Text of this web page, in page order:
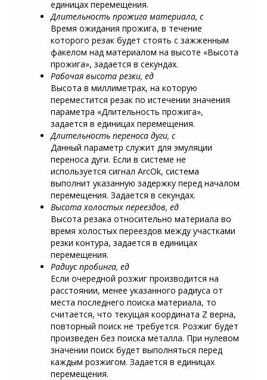
единицах перемещения.
Длительность прожига материала, с
Время ожидания прожига, в течение
которого резак будет стоять с зажженным
факелом над материалом на высоте «Высота
прожига», задается в секундах.
Рабочая высота резки, ед
Высота в миллиметрах, на которую
переместится резак по истечении значения
параметра «Длительность прожига»,
задается в единицах перемещения.
Длительность переноса дуги, с
Данный параметр служит для эмуляции
переноса дуги. Если в системе не
используется сигнал ArcOk, система
выполнит указанную задержку перед началом
перемещения. Задается в секундах.
Высота холостых переездов, ед
Высота резака относительно материала во
время холостых переездов между участками
резки контура, задается в единицах
перемещения.
Радиус пробинга, ед
Если очередной розжиг производится на
расстоянии, менее указанного радиуса от
места последнего поиска материала, то
считается, что текущая координата Z верна,
повторный поиск не требуется. Розжиг будет
произведен без поиска металла. При нулевом
значении поиск будет выполняться перед
каждым розжигом. Задается в единицах
перемещения.